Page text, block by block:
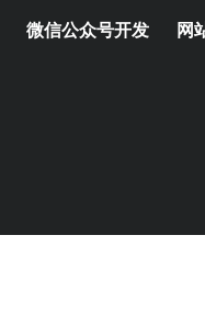
微信公众号开发 网